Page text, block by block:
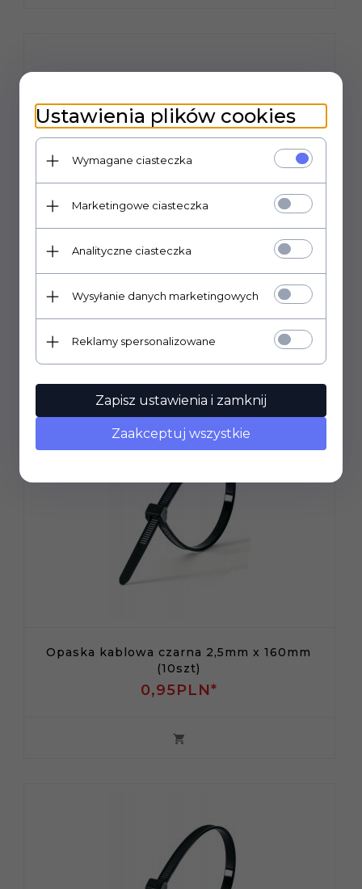
Opaska kablowa biała 3,6mm x 140mm
(10szt)
0,85PLN*
Opaska kablowa czarna 2,5mm x 160mm
(10szt)
0,95PLN*
Ustawienia plików cookies
Wymagane ciasteczka
Marketingowe ciasteczka
Analityczne ciasteczka
Wysyłanie danych marketingowych
Reklamy spersonalizowane
Zapisz ustawienia i zamknij
Zaakceptuj wszystkie